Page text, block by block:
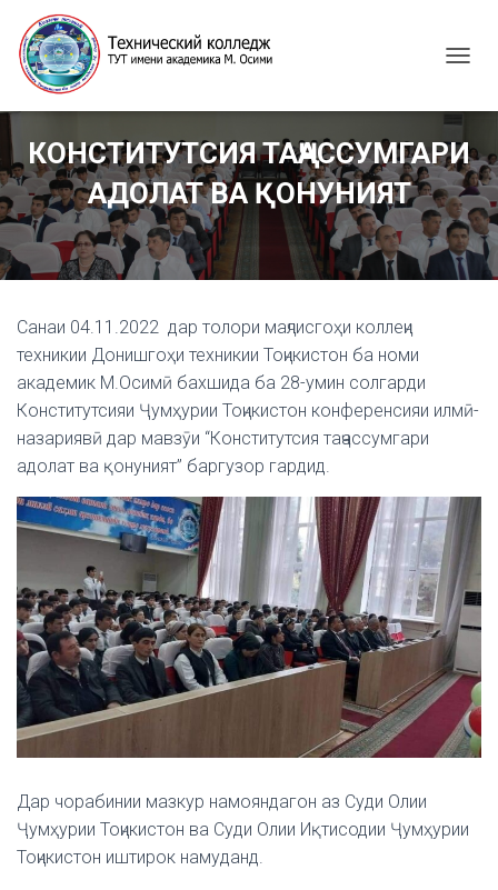
G
L
E
N
A
V
I
G
КОНСТИТУТСИЯ ТАҶАССУМГАРИ
АДОЛАТ ВА ҚОНУНИЯТ
Санаи 04.11.2022 дар толори маҷлисгоҳи коллеҷи
техникии Донишгоҳи техникии Тоҷикистон ба номи
академик М.Осимӣ бахшида ба 28-умин солгарди
Конститутсияи Ҷумҳурии Тоҷикистон конференсияи илмӣ-
назариявӣ дар мавзӯи “Конститутсия таҷассумгари
адолат ва қонуният” баргузор гардид.
Дар чорабинии мазкур намояндагон аз Суди Олии
Ҷумҳурии Тоҷикистон ва Суди Олии Иқтисодии Ҷумҳурии
Тоҷикистон иштирок намуданд.